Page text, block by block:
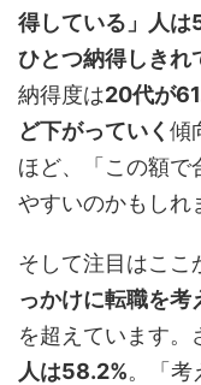
得している」人は
ひとつ納得しきれ
納得度は20代が
ど下がっていく 傾
ほど、「この額で
やすいのかもしれ
そして注目はここ
っかけに転職を
を超えています。
人は58.2%。「考